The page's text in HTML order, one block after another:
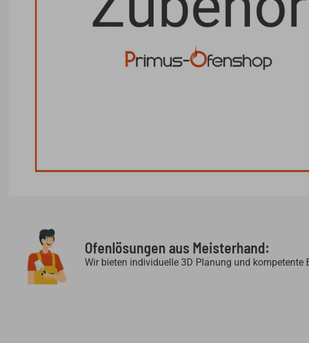
Ofenlösungen aus Meisterhand:
Wir bieten individuelle 3D Planung und kompetente